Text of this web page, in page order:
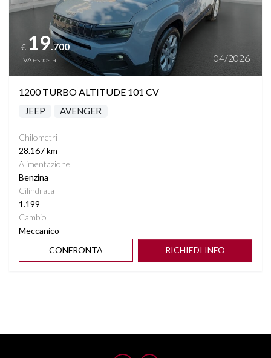
€ 19.700
IVA esposta 04/2026
1200 TURBO ALTITUDE 101 CV
JEEP AVENGER
Chilometri
28.167 km
Alimentazione
Benzina
Cilindrata
1.199
Cambio
Meccanico
CONFRONTA
RICHIEDI INFO